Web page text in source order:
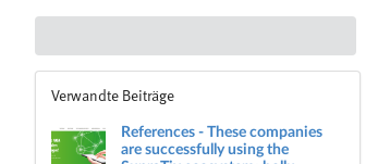
Verwandte Beiträge
References - These companies
are successfully using the